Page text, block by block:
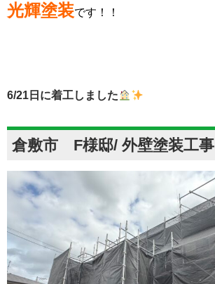
光輝塗装です！！
6/21 日に着工しました
倉敷市 F様邸/ 外壁塗装工事